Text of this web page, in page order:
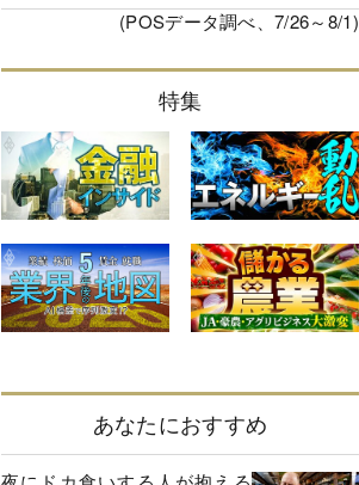
(POSデータ調べ、7/26～8/1)
特集
あなたにおすすめ